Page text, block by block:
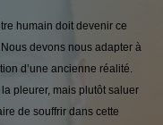
humain doit devenir ce
devons nous adapter à
d’une ancienne réalité.
pleurer, mais plutôt saluer
de souffrir dans cette